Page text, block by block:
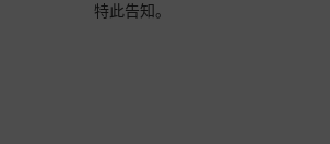
特此告知。